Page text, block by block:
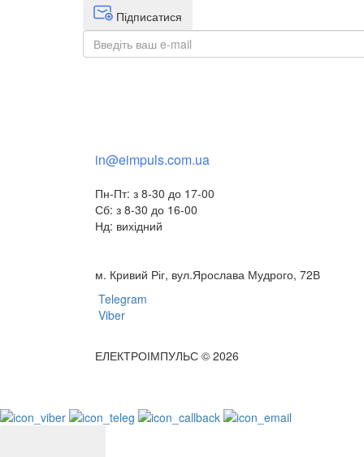
Підписатися
in@eimpuls.com.ua
Пн-Пт: з 8-30 до 17-00
Сб: з 8-30 до 16-00
Нд: вихідний
м. Кривий Ріг, вул.Ярослава Мудрого, 72В
Telegram
Viber
ЕЛЕКТРОІМПУЛЬС © 2026